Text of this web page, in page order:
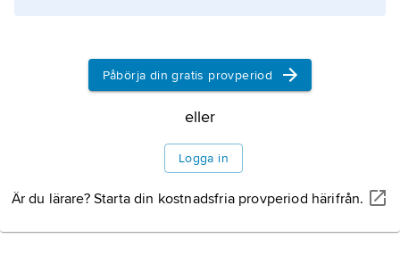
Påbörja din gratis provperiod
eller
Logga in
Är du lärare? Starta din kostnadsfria provperiod härifrån.